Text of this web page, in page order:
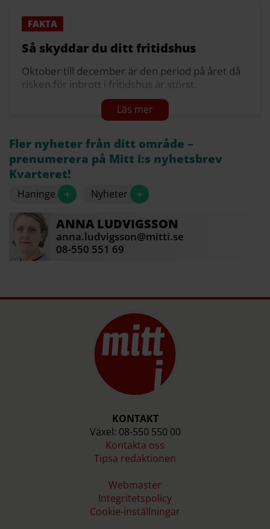
Så skyddar du ditt fritidshus
Oktober till december är den period på året då
risken för inbrott i fritidshus är störst.
Det viktigaste är att se till att det finns lås på
dörrar och fönster och eventuellt larm.
Grannsamverkan är även ett effektivt skydd.
Se till att trädgårdsredskap och stegar inte kan
användas som inbrottsredskap.
Se till att huset syns för grannar eller vägen.
Ha belysning med rörelsedetektorer.
Täck inte fönster och dörrar med växter.
Fler nyheter från ditt område –
prenumerera på Mitt i:s nyhetsbrev
Kvarteret!
Haninge + Nyheter +
ANNA LUDVIGSSON
anna.ludvigsson@mitti.se
08-550 551 69
KONTAKT
Växel: 08-550 550 00
Kontakta oss
Tipsa redaktionen
Webmaster
Integritetspolicy
Cookie-inställningar